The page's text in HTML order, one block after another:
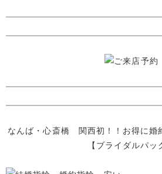
なんば・心斎橋 関西初！！お得に婚
【ブライダルパッ